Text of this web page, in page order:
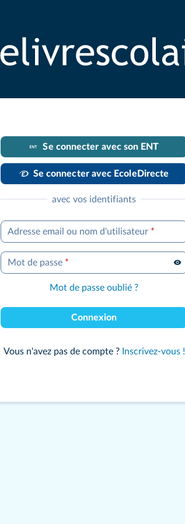
Se connecter avec son ENT
Se connecter avec EcoleDirecte
avec vos identifiants
Adresse email ou nom d'utilisateur *
Mot de passe *
Mot de passe oublié ?
Connexion
Vous n'avez pas de compte ? Inscrivez-vous !